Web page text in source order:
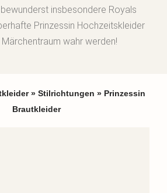
bewunderst insbesondere Royals
Prinzessin Hochzeitskleider
Märchentraum wahr werden!
» Stilrichtungen » Prinzessin
Brautkleider